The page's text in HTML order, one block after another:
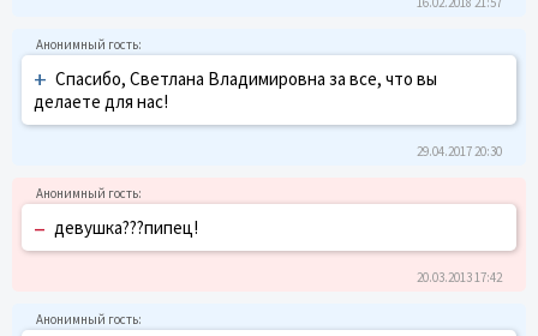
+ Спасибо, Светлана Владимировна за все, что вы
делаете для нас!
29.04.2017 20:30
– девушка???пипец!
20.03.2013 17:42